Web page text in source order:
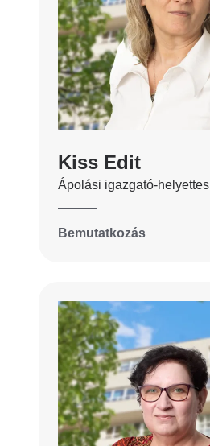
Kiss Edit
Ápolási igazgató-helyettes
Bemutatkozás